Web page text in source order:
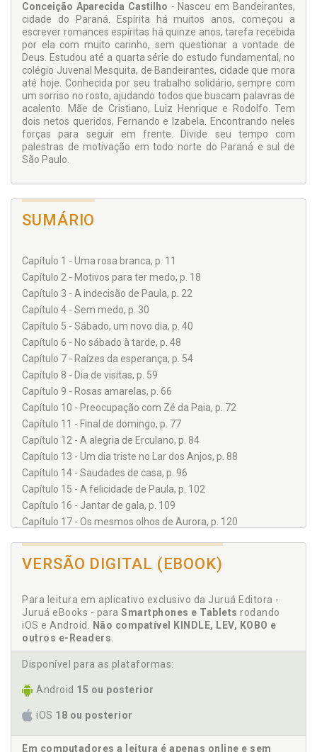
Conceição Aparecida Castilho - Nasceu em Bandeirantes,
cidade do Paraná. Espírita há muitos anos, começou a
escrever romances espíritas há quinze anos, tarefa recebida
por ela com muito carinho, sem questionar a vontade de
Deus. Estudou até a quarta série do estudo fundamental, no
colégio Juvenal Mesquita, de Bandeirantes, cidade que mora
até hoje. Conhecida por seu trabalho solidário, sempre com
um sorriso no rosto, ajudando todos que buscam palavras de
acalento. Mãe de Cristiano, Luiz Henrique e Rodolfo. Tem
dois netos queridos, Fernando e Izabela. Encontrando neles
forças para seguir em frente. Divide seu tempo com
palestras de motivação em todo norte do Paraná e sul de
São Paulo.
SUMÁRIO
Capítulo 1 - Uma rosa branca, p. 11
Capítulo 2 - Motivos para ter medo, p. 18
Capítulo 3 - A indecisão de Paula, p. 22
Capítulo 4 - Sem medo, p. 30
Capítulo 5 - Sábado, um novo dia, p. 40
Capítulo 6 - No sábado à tarde, p. 48
Capítulo 7 - Raízes da esperança, p. 54
Capítulo 8 - Dia de visitas, p. 59
Capítulo 9 - Rosas amarelas, p. 66
Capítulo 10 - Preocupação com Zé da Paia, p. 72
Capítulo 11 - Final de domingo, p. 77
Capítulo 12 - A alegria de Erculano, p. 84
Capítulo 13 - Um dia triste no Lar dos Anjos, p. 88
Capítulo 14 - Saudades de casa, p. 96
Capítulo 15 - A felicidade de Paula, p. 102
Capítulo 16 - Jantar de gala, p. 109
Capítulo 17 - Os mesmos olhos de Aurora, p. 120
Capítulo 19 - Alegria de Antonio, p. 142
Capítulo 20 - A decisão do tio Rubens, p. 152
Capítulo 22 - Adeus a Jair, p. 163
Capítulo 23 - Irmã Pérola Negra, p. 169
Capítulo 24 - Reencontro, p. 173
VERSÃO DIGITAL (EBOOK)
Para leitura em aplicativo exclusivo da Juruá Editora -
Juruá eBooks - para Smartphones e Tablets rodando
iOS e Android. Não compatível KINDLE, LEV, KOBO e
outros e-Readers.
Disponível para as plataformas:
Android 15 ou posterior
iOS 18 ou posterior
Em computadores a leitura é apenas online e sem